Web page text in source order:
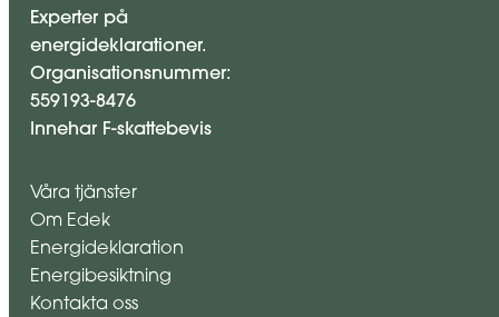
Experter på
energideklarationer.
Organisationsnummer:
559193-8476
Innehar F-skattebevis
Våra tjänster
Om Edek
Energideklaration
Energibesiktning
Kontakta oss